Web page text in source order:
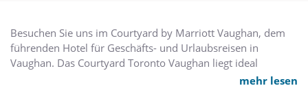
Besuchen Sie uns im Courtyard by Marriott Vaughan, dem
führenden Hotel für Geschäfts- und Urlaubsreisen in
Vaughan. Das Courtyard Toronto Vaughan liegt ideal
innerhalb des Interchange Complex, wo Firmen wie Dave &
mehr lesen